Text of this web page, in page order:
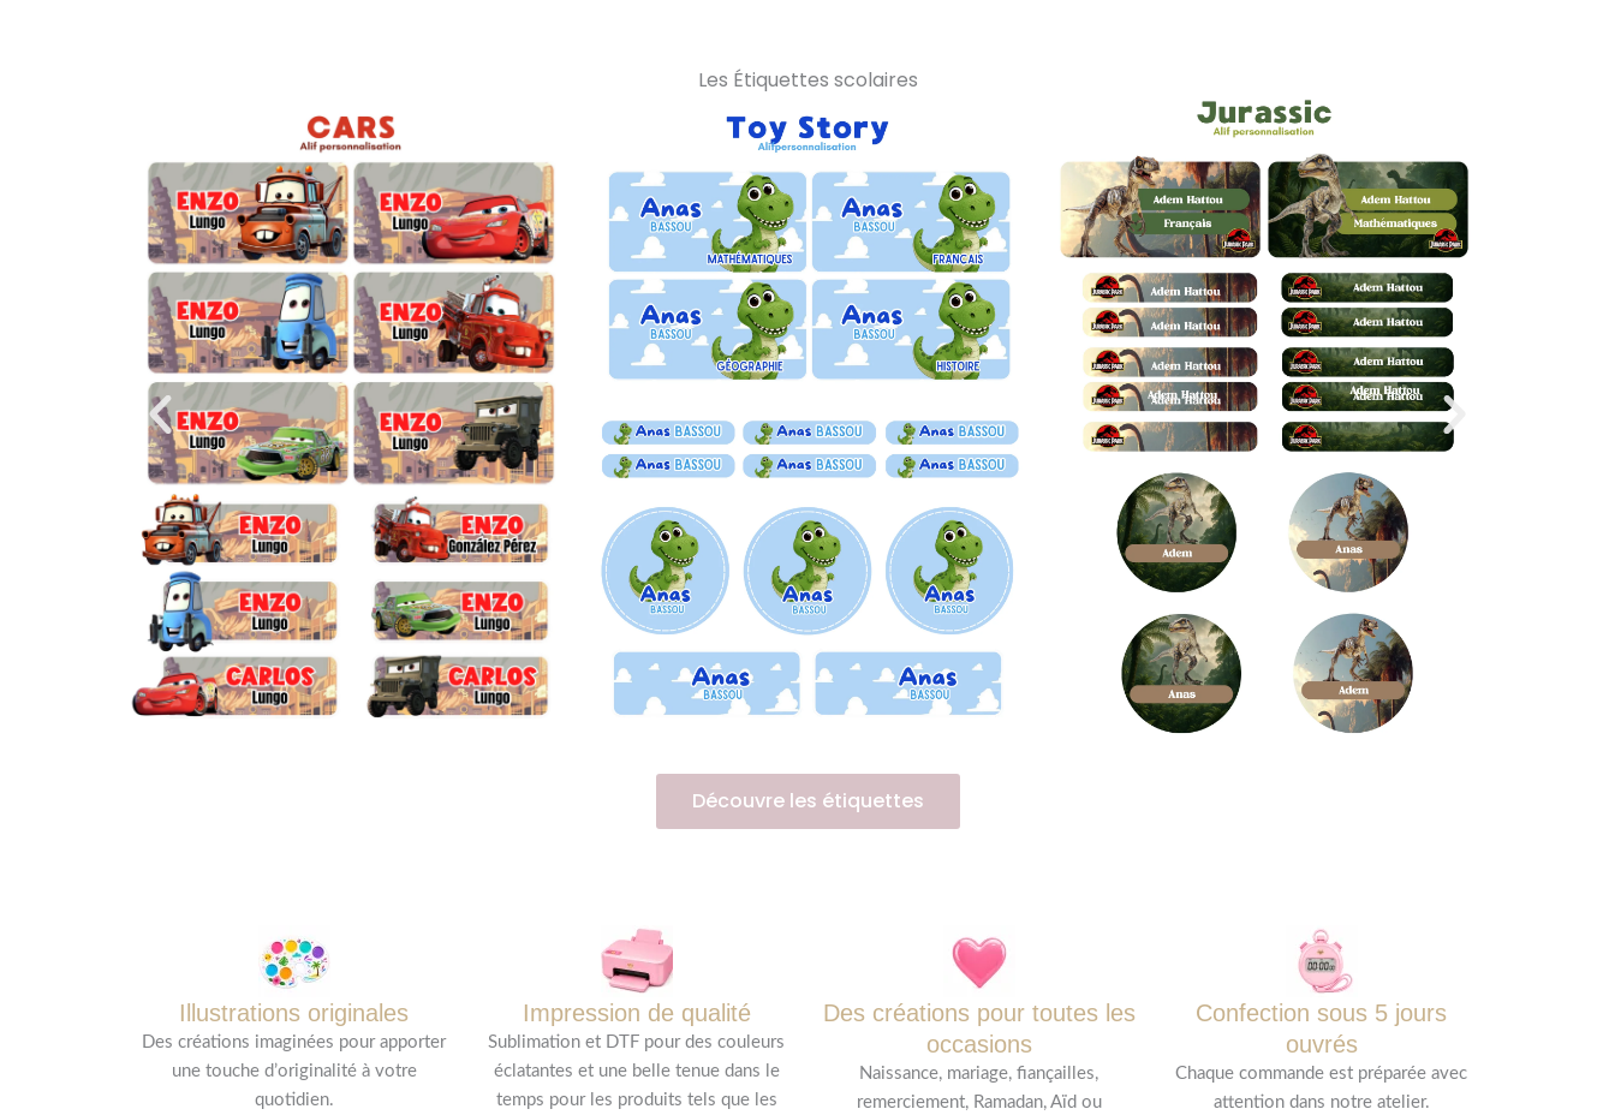
Les Étiquettes scolaires
Découvre les étiquettes
Illustrations originales
Des créations imaginées pour apporter
une touche d’originalité à votre
quotidien.
Impression de qualité
Sublimation et DTF pour des couleurs
éclatantes et une belle tenue dans le
temps pour les produits tels que les
Des créations pour toutes les
occasions
Naissance, mariage, fiançailles,
remerciement, Ramadan, Aïd ou
Confection sous 5 jours
ouvrés
Chaque commande est préparée avec
attention dans notre atelier.